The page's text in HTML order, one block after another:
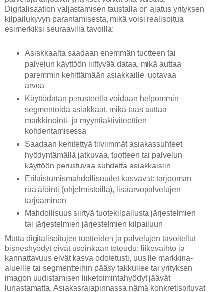
Digitalisaation valjastamisen taustalla on ajatus yrityksen
kilpailukyvyn parantamisesta, mikä voisi realisoitua
esimerkiksi seuraavilla tavoilla:
Asiakkaalta saadaan enemmän tuotteen tai
palvelun käyttöön liittyvää dataa, mikä auttaa
paremmin kehittämään asiakkaille luotavaa
arvoa
Käyttödatan perusteella voidaan helpommin
segmentoida asiakkaat, mikä taas auttaa
markkinointi- ja myyntiaktiviteettien
kohdentamisessa
Saadaan kehitettyä tiiviimmät asiakassuhteet
hyödyntämällä jatkuvaa, tuotteen tai palvelun
käyttöön perustuvaa suhdetta asiakkaisiin
Erilaistumismahdollisuudet kasvavat: tarjooman
räätälöinti (ohjelmistoilla), lisäarvopalvelujen
tarjoaminen
Mahdollisuus siirtyä tuotekilpailusta järjestelmien
tai järjestelmien järjestelmien kilpailuun
Mutta digitalisoitujen tuotteiden ja palvelujen tavoitellut
bisneshyödyt eivät useinkaan toteudu: liikevaihto ja
kannattavuus eivät kasva odotetusti, uusille markkina-
alueille tai segmentteihin pääsy takkuilee tai yrityksen
imagon uudistamisen liiketoimintahyödyt jäävät
lunastamatta. Asiakasrajapinnassa nämä konkretisoituvat